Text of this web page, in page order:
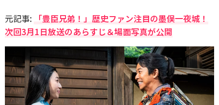
元記事: 「豊臣兄弟！」歴史ファン注目の墨俣一夜城！
次回3月1日放送のあらすじ＆場面写真が公開